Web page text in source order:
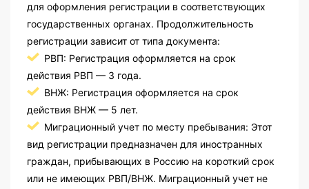
для оформления регистрации в соответствующих
государственных органах. Продолжительность
регистрации зависит от типа документа:
РВП: Регистрация оформляется на срок
действия РВП — 3 года.
ВНЖ: Регистрация оформляется на срок
действия ВНЖ — 5 лет.
Миграционный учет по месту пребывания: Этот
вид регистрации предназначен для иностранных
граждан, прибывающих в Россию на короткий срок
или не имеющих РВП/ВНЖ. Миграционный учет не